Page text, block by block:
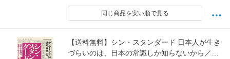
同じ商品を安い順で見る
【送料無料】シン・スタンダード 日本人が生き
づらいのは、日本の常識しか知らないから／谷